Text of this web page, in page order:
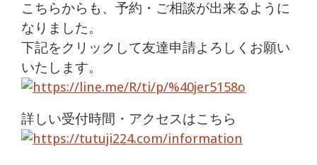
こちらからも、予約・ご相談が出来るように
なりました。
下記をクリックして友達申請よろしくお願い
いたします。
https://line.me/R/ti/p/%40jer5158o
詳しい受付時間・アクセスはこちら
https://tutuji224.com/information